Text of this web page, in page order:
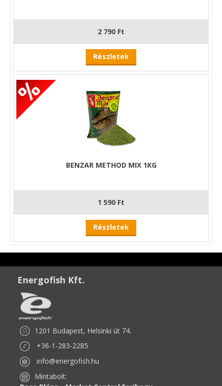
2 790 Ft
Részletek
BENZAR METHOD MIX 1KG
1 590 Ft
Részletek
Energofish Kft.
1201 Budapest, Helsinki út 74.
+36-1-283-2285
info@energofish.hu
Mintabolt: